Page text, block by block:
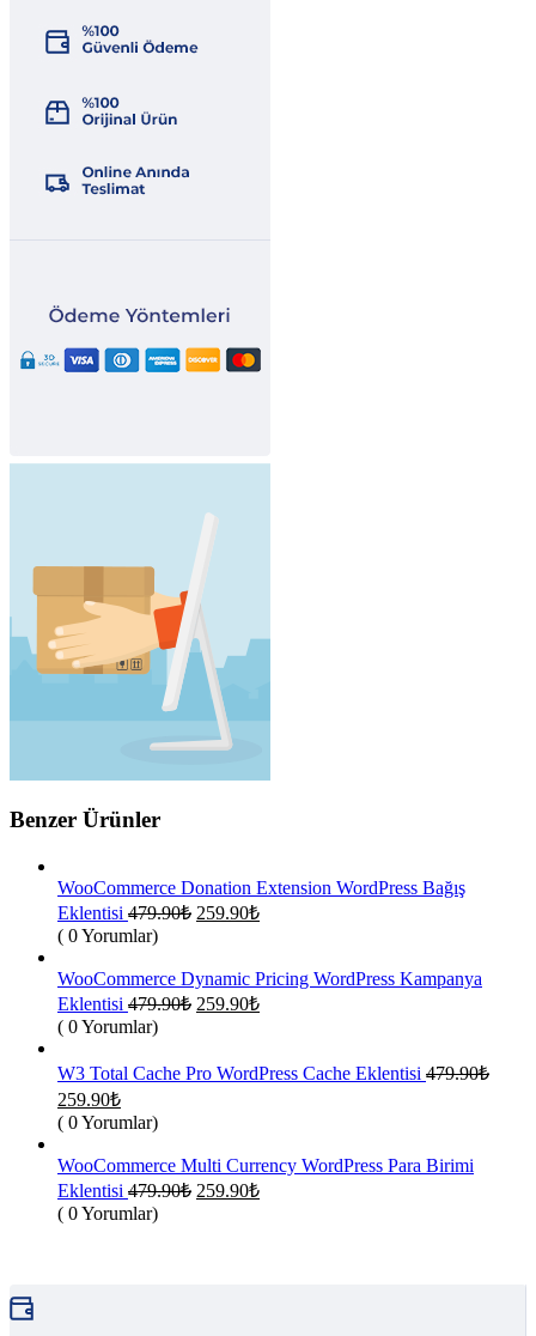
Benzer Ürünler
WooCommerce Donation Extension WordPress Bağış
Eklentisi 479.90₺ Orijinal
259.90₺Şu
259.90₺.
( 0 Yorumlar)
WooCommerce Dynamic Pricing WordPress Kampanya
Eklentisi 479.90₺ Orijinal
259.90₺Şu
259.90₺.
( 0 Yorumlar)
W3 Total Cache Pro WordPress Cache Eklentisi 479.90₺
Orijinal
fiyat:
259.90₺Şu
andaki
fiyat:
259.90₺.
( 0 Yorumlar)
WooCommerce Multi Currency WordPress Para Birimi
Eklentisi 479.90₺ Orijinal
259.90₺Şu
( 0 Yorumlar)